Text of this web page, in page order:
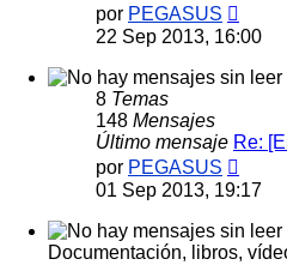
por PEGASUS
último
22 Sep 2013, 16:00
8 Temas
148 Mensajes
Último mensaje Re:
por PEGASUS
último
01 Sep 2013, 19:17
Documentación, libros,